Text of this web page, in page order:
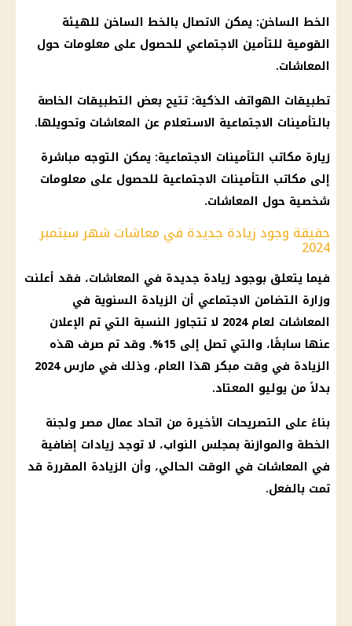
الخط الساخن: يمكن الاتصال بالخط الساخن للهيئة
القومية للتأمين الاجتماعي للحصول على معلومات حول
المعاشات.
تطبيقات الهواتف الذكية: تتيح بعض التطبيقات الخاصة
بالتأمينات الاجتماعية الاستعلام عن المعاشات وتحويلها.
زيارة مكاتب التأمينات الاجتماعية: يمكن التوجه مباشرة
إلى مكاتب التأمينات الاجتماعية للحصول على معلومات
شخصية حول المعاشات.
حقيقة وجود زيادة جديدة في معاشات شهر سبتمبر
2024
فيما يتعلق بوجود زيادة جديدة في المعاشات، فقد أعلنت
وزارة التضامن الاجتماعي أن الزيادة السنوية في
المعاشات
لعام 2024 لا تتجاوز النسبة التي تم الإعلان
عنها سابقًا، والتي تصل إلى 15%. وقد تم
صرف هذه
الزيادة في وقت مبكر هذا العام، وذلك في مارس 2024
بدلاً من يوليو المعتاد.
بناءً على التصريحات الأخيرة من اتحاد عمال مصر ولجنة
الخطة والموازنة بمجلس النواب، لا توجد زيادات إضافية
في المعاشات في الوقت الحالي، وأن الزيادة المقررة قد
تمت بالفعل.